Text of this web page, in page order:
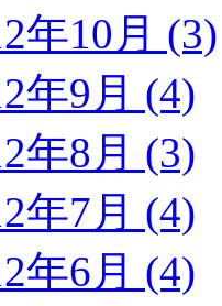
年10月 (3)
年9月 (4)
年8月 (3)
年7月 (4)
年6月 (4)